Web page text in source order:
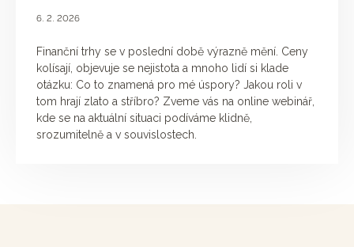
6. 2. 2026
Finanční trhy se v poslední době výrazně mění. Ceny
kolísají, objevuje se nejistota a mnoho lidí si klade
otázku: Co to znamená pro mé úspory? Jakou roli v
tom hrají zlato a stříbro? Zveme vás na online webinář,
kde se na aktuální situaci podíváme klidně,
srozumitelně a v souvislostech.